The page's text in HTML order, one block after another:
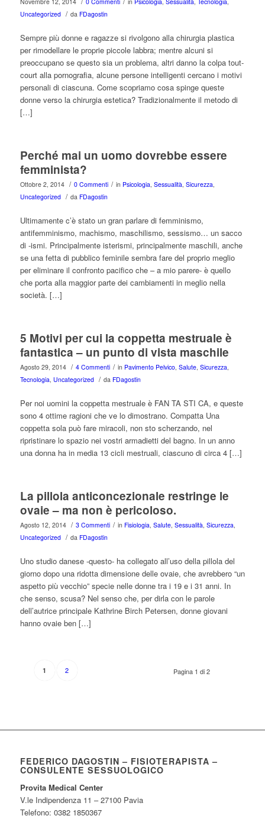
Uncategorized / da FDagostin
Sempre più donne e ragazze si rivolgono alla chirurgia plastica
per rimodellare le proprie piccole labbra; mentre alcuni si
preoccupano se questo sia un problema, altri danno la colpa tout-
court alla pornografia, alcune persone intelligenti cercano i motivi
personali di ciascuna. Come scopriamo cosa spinge queste
donne verso la chirurgia estetica? Tradizionalmente il metodo di
[…]
Perché mai un uomo dovrebbe essere
femminista?
Ottobre 2, 2014 / 0 Commenti / in Psicologia Sessualità Sicurezza
Uncategorized / da FDagostin
Ultimamente c’è stato un gran parlare di femminismo,
antifemminismo, machismo, maschilismo, sessismo… un sacco
di -ismi. Principalmente isterismi, principalmente maschili, anche
se una fetta di pubblico feminile sembra fare del proprio meglio
per eliminare il confronto pacifico che – a mio parere- è quello
che porta alla maggior parte dei cambiamenti in meglio nella
società. […]
5 Motivi per cui la coppetta mestruale è
fantastica – un punto di vista maschile
Agosto 29, 2014 / 4 Commenti / in Pavimento Pelvico, Salute, Sicurezza
Tecnologia Uncategorized / da FDagostin
Per noi uomini la coppetta mestruale è FAN TA STI CA, e queste
sono 4 ottime ragioni che ve lo dimostrano. Compatta Una
coppetta sola può fare miracoli, non sto scherzando, nel
ripristinare lo spazio nei vostri armadietti del bagno. In un anno
una donna ha in media 13 cicli mestruali, ciascuno di circa 4 […]
La pillola anticoncezionale restringe le
ovaie – ma non è pericoloso.
Agosto 12, 2014 / 3 Commenti / in Fisiologia Salute, Sessualità Sicurezza
Uncategorized / da FDagostin
Uno studio danese -questo- ha collegato all’uso della pillola del
giorno dopo una ridotta dimensione delle ovaie, che avrebbero “un
aspetto più vecchio” specie nelle donne tra i 19 e i 31 anni. In
che senso, scusa? Nel senso che, per dirla con le parole
dell’autrice principale Kathrine Birch Petersen, donne giovani
hanno ovaie ben […]
Pagina 1 di 2
1 2
FEDERICO DAGOSTIN – FISIOTERAPISTA –
CONSULENTE SESSUOLOGICO
Provita Medical Center
V.le Indipendenza 11 – 27100 Pavia
Telefono: 0382 1850367